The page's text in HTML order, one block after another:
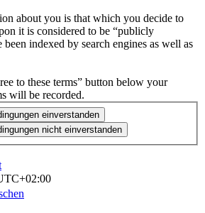
about you is that which you decide to
it is considered to be “publicly
indexed by search engines as well as
to these terms” button below your
will be recorded.